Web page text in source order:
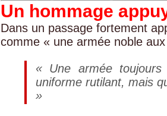
Un hommage
Dans un passage fortement
comme « une armée noble
« Une armée
uniforme rutilant, mais
»